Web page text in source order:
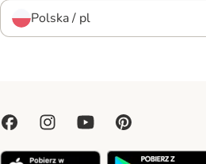
Polska / pl